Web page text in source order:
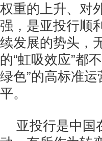
权重的上升、对
强，是亚投行顺
续发展的势头，
的“虹吸效应”都
绿色”的高标准
平。
亚投行是中国